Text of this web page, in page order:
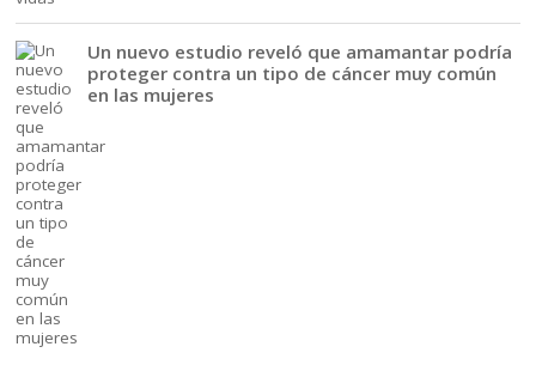
Un nuevo estudio reveló que amamantar podría
proteger contra un tipo de cáncer muy común
en las mujeres